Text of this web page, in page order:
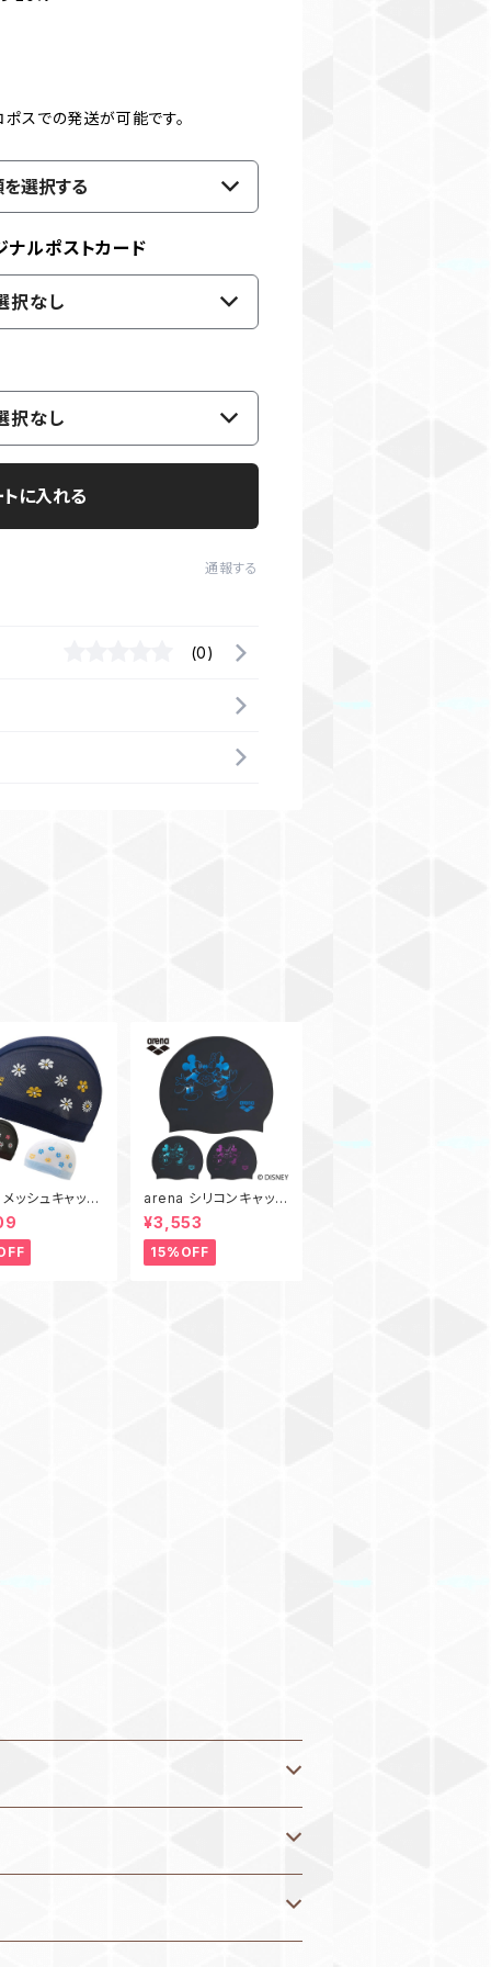
スでの発送が可能です。
選択する
ナルポストカード
択なし
択なし
に入れる
通報する
(0)
ッシュキャップ
お花 ス
ップ スイミング
水泳
arena シリコンキャップ
AS6FSC80U Disney
スイムキャップ スイミン
グキャップ 水泳 帽子 ア
リーナ シリコーンキャッ
¥3,553
15%OFF